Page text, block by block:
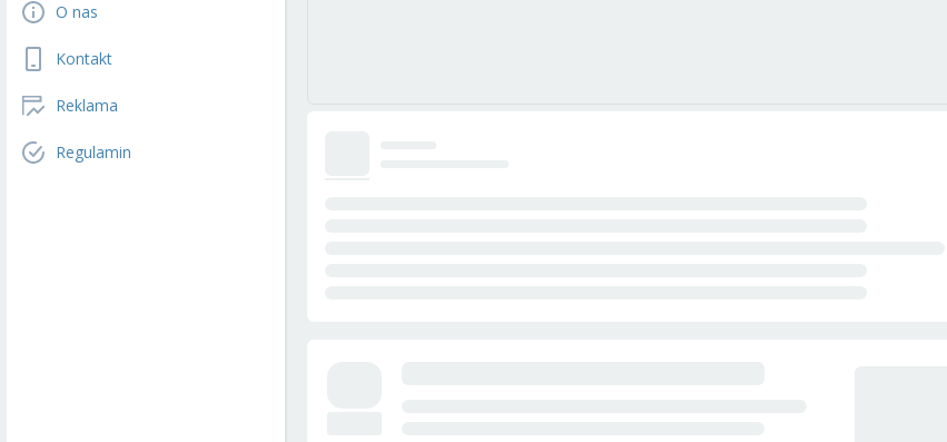
O nas
Kontakt
Reklama
Regulamin